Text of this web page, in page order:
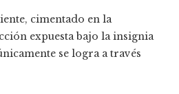
cimentado en la
expuesta bajo la insignia
se logra a través